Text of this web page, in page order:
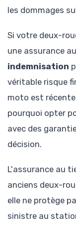
les dommages
Si votre deux-
une assurance
indemnisation
véritable risque
moto est
pourquoi opter
avec des
décision.
L'assurance au
anciens deux-
elle ne protège
sinistre au